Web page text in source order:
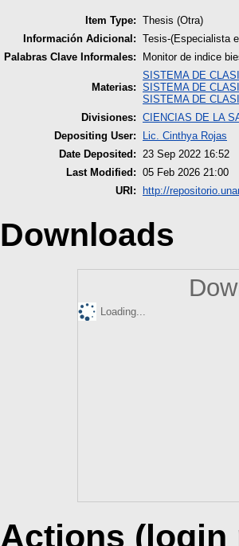
Item Type: Thesis (Otra)
Información Adicional: Tesis-(Especialista
Palabras Clave Informales:
Monitor de indice
Materias:
SISTEMA DE
SISTEMA DE
SISTEMA DE
Divisiones: CIENCIAS DE LA
Depositing User:
Lic. Cinthya Rojas
Date Deposited:
23 Sep 2022 16:52
Last Modified: 05 Feb 2026 21:00
URI:
http://
Downloads
Loading...
Actions (login